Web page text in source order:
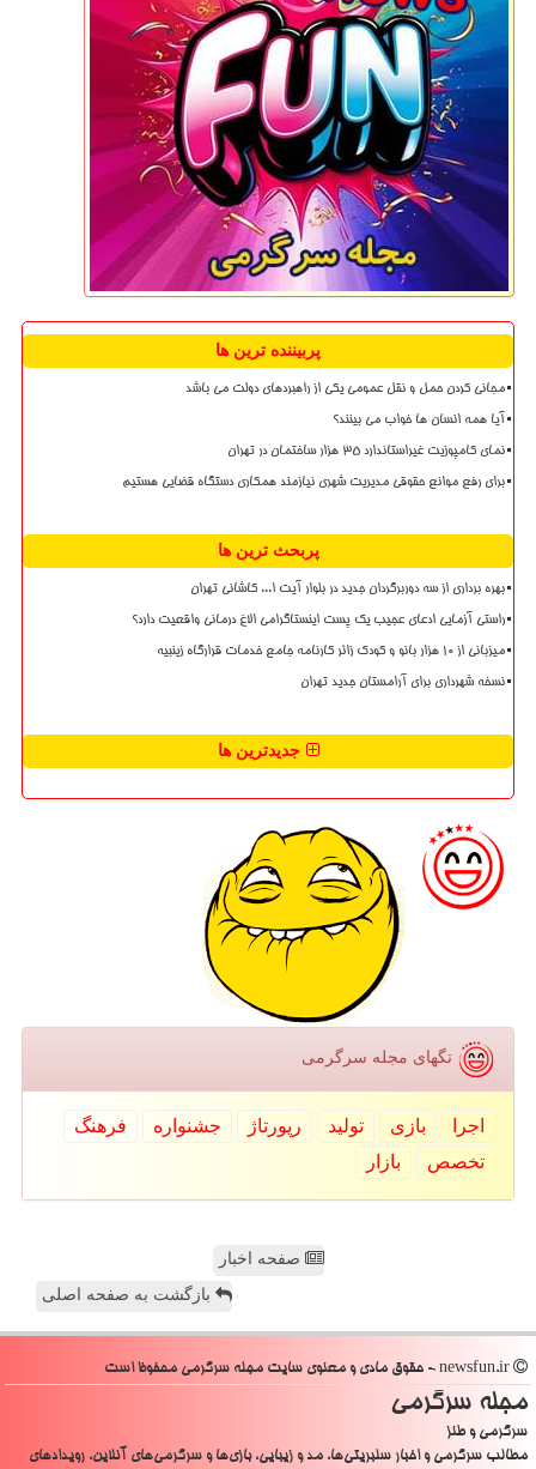
پربیننده ترین ها
مجانی کردن حمل و نقل عمومی یکی از راهبردهای دولت می باشد
آیا همه انسان ها خواب می بینند؟
نمای کامپوزیت غیراستاندارد ۳۵ هزار ساختمان در تهران
برای رفع موانع حقوقی مدیریت شهری نیازمند همکاری دستگاه قضایی هستیم
پربحث ترین ها
بهره برداری از سه دوربرگردان جدید در بلوار آیت ا... کاشانی تهران
راستی آزمایی ادعای عجیب یک پست اینستاگرامی الاغ درمانی واقعیت دارد؟
میزبانی از ۱۰ هزار بانو و کودک زائر کارنامه جامع خدمات قرارگاه زینبیه
نسخه شهرداری برای آرامستان جدید تهران
جدیدترین ها
تگهای مجله سرگرمی
اجرا بازی تولید رپورتاژ جشنواره
فرهنگ
تخصص
بازار
صفحه اخبار
بازگشت به صفحه اصلی
مجله سرگرمی
سرگرمی و طنز
مطالب سرگرمی و اخبار سلبریتی‌ها، مد و زیبایی، بازی‌ها و سرگرمی‌های آنلاین، رویدادهای